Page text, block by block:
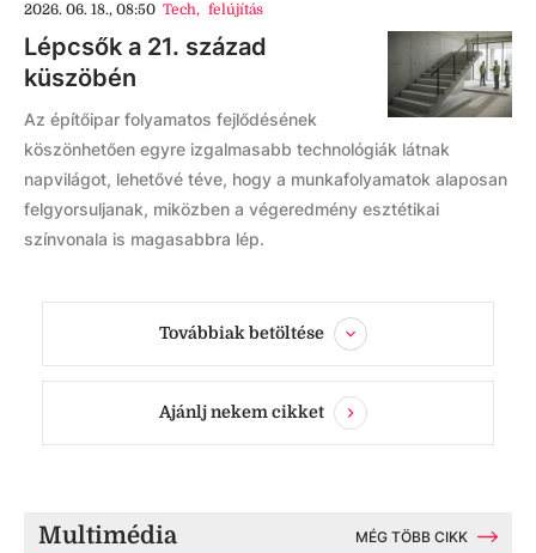
2026. 06. 18., 08:50 Tech, felújítás
Lépcsők a 21. század
küszöbén
Az építőipar folyamatos fejlődésének
köszönhetően egyre izgalmasabb technológiák látnak
napvilágot, lehetővé téve, hogy a munkafolyamatok alaposan
felgyorsuljanak, miközben a végeredmény esztétikai
színvonala is magasabbra lép.
Továbbiak betöltése
Ajánlj nekem cikket
Multimédia MÉG TÖBB CIKK